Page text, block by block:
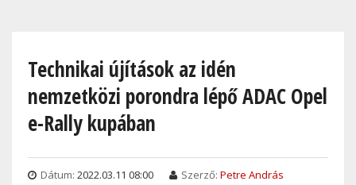
contentTechnikai újítások az idén
nemzetközi porondra lépő ADAC Opel
e-Rally kupában
Dátum: 2022.03.11 08:00 Szerző: Petre András